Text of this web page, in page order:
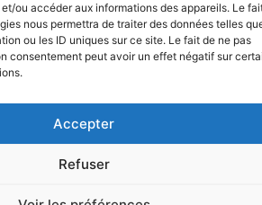
ou accéder aux informations des appareils. Le
nous permettra de traiter des données telles
ou les ID uniques sur ce site. Le fait de ne pas
consentement peut avoir un effet négatif sur
Accepter
Refuser